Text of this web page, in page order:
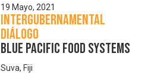
19 Mayo, 2021
Intergubernamental
Diálogo
Blue Pacific Food Systems
Suva, Fiji